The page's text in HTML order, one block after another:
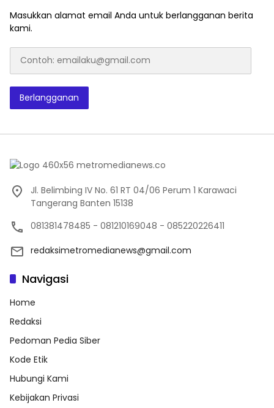
Masukkan alamat email Anda untuk berlangganan berita
kami.
emailaku@gmail.com
Berlangganan
Jl. Belimbing IV No. 61 RT 04/06 Perum 1 Karawaci
Tangerang Banten 15138
081381478485 - 081210169048 - 085220226411
redaksimetromedianews@gmail.com
Navigasi
Home
Redaksi
Pedoman Pedia Siber
Kode Etik
Hubungi Kami
Kebijakan Privasi